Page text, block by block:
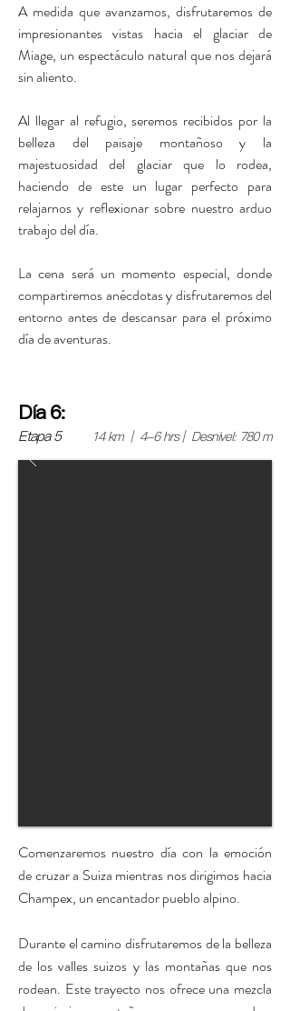
A medida que avanzamos, disfrutaremos de
impresionantes vistas hacia el glaciar de
Miage, un espectáculo natural que nos dejará
sin aliento.
Al llegar al refugio, seremos recibidos por la
belleza del paisaje montañoso y la
majestuosidad del glaciar que lo rodea,
haciendo de este un lugar perfecto para
relajarnos y reflexionar sobre nuestro arduo
trabajo del día.
La cena será un momento especial, donde
compartiremos anécdotas y disfrutaremos del
entorno antes de descansar para el próximo
día de aventuras.
Día 6:
Etapa 5 14 km | 4-6 hrs | Desnivel: 780 m
Comenzaremos nuestro día con la emoción
de cruzar a Suiza mientras nos dirigimos hacia
Champex, un encantador pueblo alpino.
Durante el camino disfrutaremos de la belleza
de los valles suizos y las montañas que nos
rodean. Este trayecto nos ofrece una mezcla